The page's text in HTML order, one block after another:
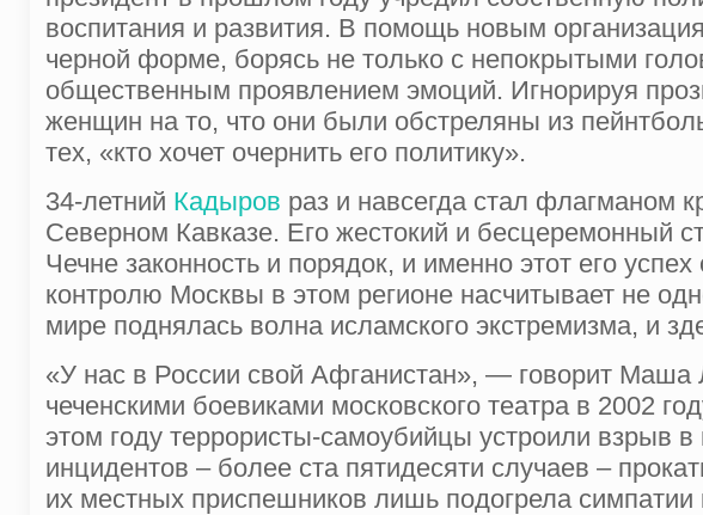
воспитания и развития. В помощь новым
черной форме, борясь не только с непокрытыми
общественным проявлением эмоций. Игнорируя
женщин на то, что они были обстреляны из
тех, «кто хочет очернить его политику».
34-летний Кадыров раз и навсегда стал флагманом
Северном Кавказе. Его жестокий и бесцеремонный
Чечне законность и порядок, и именно этот его
контролю Москвы в этом регионе насчитывает не
мире поднялась волна исламского экстремизма, и
«У нас в России свой Афганистан», — говорит Маша
чеченскими боевиками московского театра в 2002
этом году террористы-самоубийцы устроили взрыв
инцидентов – более ста пятидесяти случаев –
их местных приспешников лишь подогрела симпатии